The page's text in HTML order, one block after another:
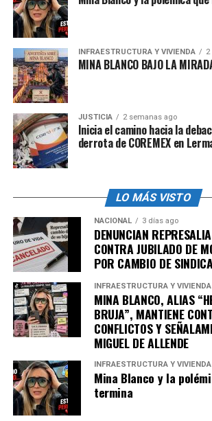
días.
Suspenden servicio
del Metrobús por
movilizaciones
Los primeros minutos de las 9:00 horas
informó la suspensión del servicio en la
recorre deIndios Verdes a Campo
presencia del magisterio también
del servicio en la rutaAlameda
Marte.
Mientras que la
línea 1 del Metrobús
Verdes a El Caminerosolo tiene
deIndios Verdes a La Raza, de
Gálvezy de Corregidora a El
Una de las movilizaciones que afectó el
línea roja fue la organizada por
Facultad de Psicología de la UNAM,
la Máxima Casa de Estudios ofrezca a la
comedores subsidiados, así como una
digna y saludable.
INFRAESTRUCTURA Y VIVIENDA
MINA BLANCO BAJO LA
JUSTICIA 2 semanas ago
Inicia el camino hacia la
derrota de COREMEX en
LO MÁS VISTO
NACIONAL 3 días ago
DENUNCIAN
CONTRA JUBILADO DE
POR CAMBIO DE
INFRAESTRUCTURA Y VIVIENDA
MINA BLANCO, ALIAS
BRUJA”, MANTIENE
CONFLICTOS Y
MIGUEL DE ALLENDE
INFRAESTRUCTURA Y VIVIENDA
Mina Blanco y la
termina